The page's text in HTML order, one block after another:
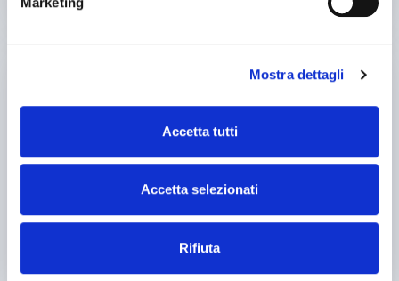
Mostra dettagli
Accetta tutti
Accetta selezionati
Rifiuta